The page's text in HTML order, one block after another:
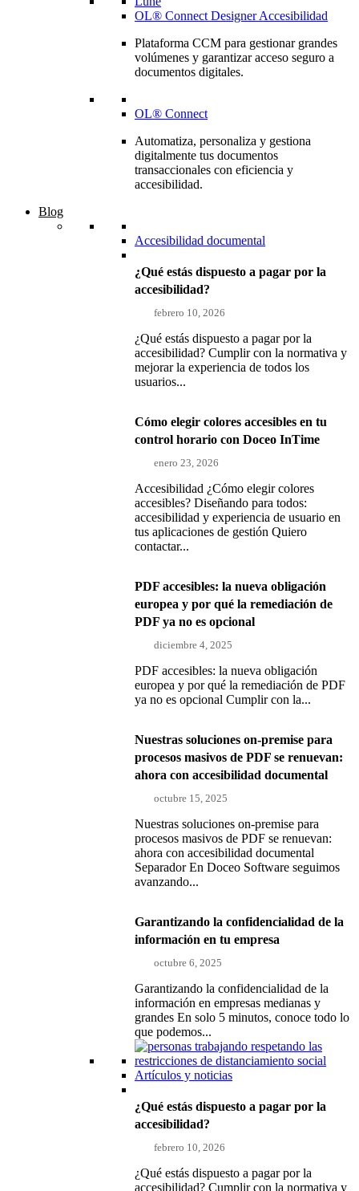
OL® Connect Designer Accesibilidad
Plataforma CCM para gestionar grandes
volúmenes y garantizar acceso seguro a
documentos digitales.
OL® Connect
Automatiza, personaliza y gestiona
digitalmente tus documentos
transaccionales con eficiencia y
accesibilidad.
Blog
Accesibilidad documental
¿Qué estás dispuesto a pagar por la
accesibilidad?
febrero 10, 2026
¿Qué estás dispuesto a pagar por la
accesibilidad? Cumplir con la normativa y
mejorar la experiencia de todos los
usuarios...
Cómo elegir colores accesibles en tu
control horario con Doceo InTime
enero 23, 2026
Accesibilidad ¿Cómo elegir colores
accesibles? Diseñando para todos:
accesibilidad y experiencia de usuario en
tus aplicaciones de gestión Quiero
contactar...
PDF accesibles: la nueva obligación
europea y por qué la remediación de
PDF ya no es opcional
diciembre 4, 2025
PDF accesibles: la nueva obligación
europea y por qué la remediación de PDF
ya no es opcional Cumplir con la...
Nuestras soluciones on-premise para
procesos masivos de PDF se renuevan:
ahora con accesibilidad documental
octubre 15, 2025
Nuestras soluciones on-premise para
procesos masivos de PDF se renuevan:
ahora con accesibilidad documental
Separador En Doceo Software seguimos
avanzando...
Garantizando la confidencialidad de la
información en tu empresa
octubre 6, 2025
Garantizando la confidencialidad de la
información en empresas medianas y
grandes En solo 5 minutos, conoce todo lo
que podemos...
Artículos y noticias
¿Qué estás dispuesto a pagar por la
accesibilidad?
febrero 10, 2026
¿Qué estás dispuesto a pagar por la
accesibilidad? Cumplir con la normativa y